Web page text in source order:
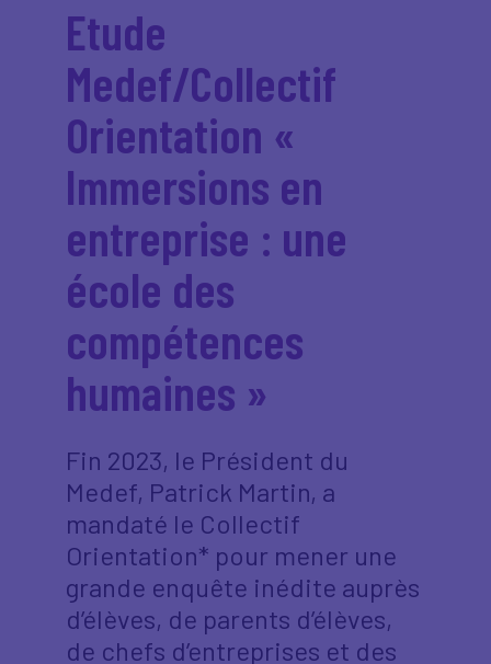
Etude
Medef/Collectif
Orientation «
Immersions en
entreprise : une
école des
compétences
humaines »
Fin 2023, le Président du
Medef, Patrick Martin, a
mandaté le Collectif
Orientation* pour mener une
grande enquête inédite auprès
d’élèves, de parents d’élèves,
de chefs d’entreprises et des